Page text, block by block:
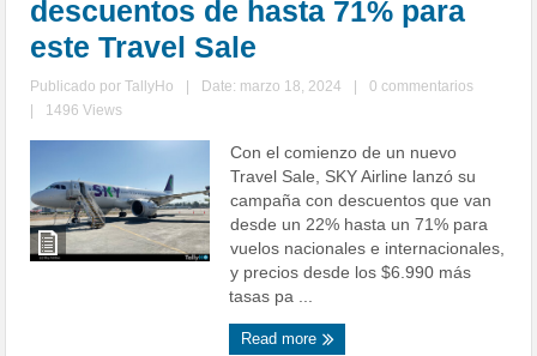
descuentos de hasta 71% para
este Travel Sale
Publicado porTallyHo Date: marzo 18, 2024
0 commentarios
1496 Views
Con el comienzo de un nuevo
Travel Sale, SKY Airline lanzó su
campaña con descuentos que van
desde un 22% hasta un 71% para
vuelos nacionales e internacionales,
y precios desde los $6.990 más
tasas pa ...
Read more